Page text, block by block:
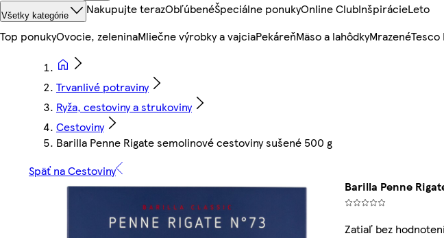
Všetky kategórie Nakupujte terazObľúbenéŠpeciálne ponukyOnline ClubInšpirácieLeto
Top ponukyOvocie, zeleninaMliečne výrobky a vajciaPekáreňMäso a lahôdkyMrazenéTesco
Trvanlivé potraviny
Ryža, cestoviny a strukoviny
Cestoviny
Barilla Penne Rigate semolinové cestoviny sušené 500 g
Späť na Cestoviny
Barilla Penne
Zatiaľ bez